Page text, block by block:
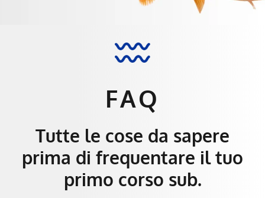
FAQ
Tutte le cose da sapere
prima di frequentare il tuo
primo corso sub.